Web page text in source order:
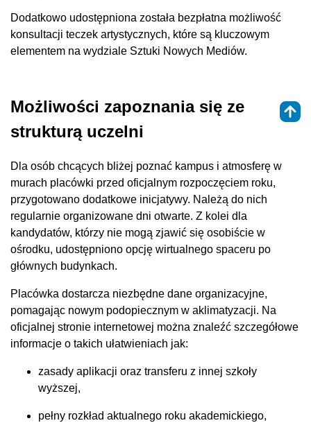
Dodatkowo udostępniona została bezpłatna możliwość
konsultacji teczek artystycznych, które są kluczowym
elementem na wydziale Sztuki Nowych Mediów.
Możliwości zapoznania się ze
strukturą uczelni
Dla osób chcących bliżej poznać kampus i atmosferę w
murach placówki przed oficjalnym rozpoczęciem roku,
przygotowano dodatkowe inicjatywy. Należą do nich
regularnie organizowane dni otwarte. Z kolei dla
kandydatów, którzy nie mogą zjawić się osobiście w
ośrodku, udostępniono opcję wirtualnego spaceru po
głównych budynkach.
Placówka dostarcza niezbędne dane organizacyjne,
pomagając nowym podopiecznym w aklimatyzacji. Na
oficjalnej stronie internetowej można znaleźć szczegółowe
informacje o takich ułatwieniach jak:
zasady aplikacji oraz transferu z innej szkoły
wyższej,
pełny rozkład aktualnego roku akademickiego,